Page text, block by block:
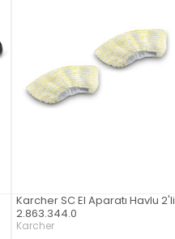
Karcher SC El Aparatı Havlu 2'li
2.863.344.0
Karcher